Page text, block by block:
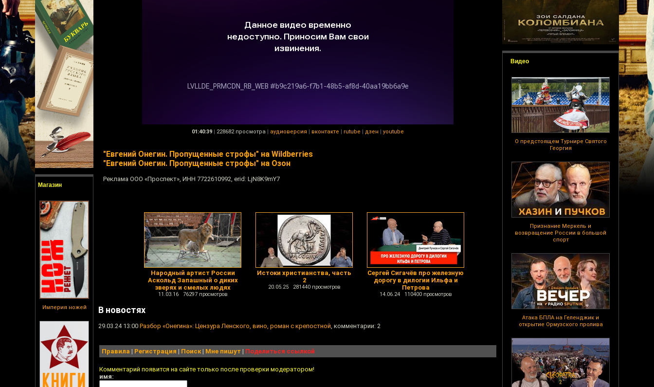
Магазин
Империя ножей
Видео
О предстоящем Турнире Святого
Георгия
Признание Меркель и
возвращение России в большой
спорт
Атака БПЛА на Геленджик и
открытие Ормузского пролива
01:40:39 | 228682 просмотра | аудиоверсия | вконтакте | rutube | дзен | youtube
"Евгений Онегин. Пропущенные строфы" на Wildberries
"Евгений Онегин. Пропущенные строфы" на Озон
Реклама ООО «Проспект», ИНН 7722610992, erid: LjN8K9mY7
Народный артист России
Аскольд Запашный о диких
зверях и смелых людях
11.03.16 76297 просмотров
Истоки христианства, часть
2
20.05.25 281440 просмотров
Сергей Сигачёв про железную
дорогу в дилогии Ильфа и
Петрова
14.06.24 110400 просмотров
В новостях
29.03.24 13:00 Разбор «Онегина»: Цензура Ленского, вино, роман с крепостной, комментарии: 2
Правила | Регистрация | Поиск| Мне пишут | Поделиться ссылкой
Комментарий появится на сайте только после проверки модератором!
имя: